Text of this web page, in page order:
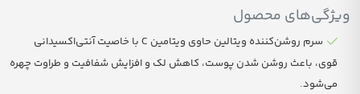
ویژگی‌های محصول
سرم روشن‌کننده ویتالین حاوی ویتامین C با خاصیت آنتی‌اکسیدانی
قوی، باعث روشن شدن پوست، کاهش لک و افزایش شفافیت و طراوت چهره
می‌شود.